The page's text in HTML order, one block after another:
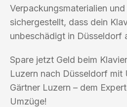
Verpackungsmaterialien
sichergestellt, dass dein
unbeschädigt in Düsseldorf
Spare jetzt Geld beim
Luzern nach Düsseldorf mit
Gärtner Luzern – dem
Umzüge!